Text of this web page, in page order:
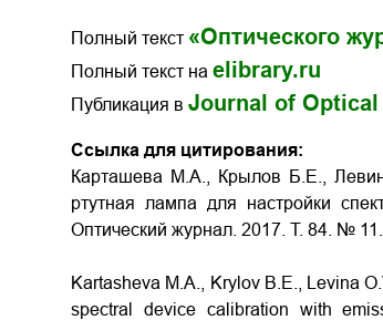
Полный текст «Оптического
Полный текст на elibrary.ru
Публикация в Journal of Optical
Ссылка для цитирования:
Карташева М.А., Крылов Б.Е.,
ртутная лампа для настройки
Оптический журнал. 2017. Т. 84. №
Kartasheva M.A., Krylov B.E., Levina
spectral device calibration with